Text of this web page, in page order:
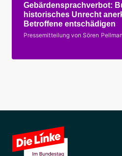
Gebärdensprachverbot:
historisches Unrecht
Betroffene entschädigen
Pressemitteilung von Sören